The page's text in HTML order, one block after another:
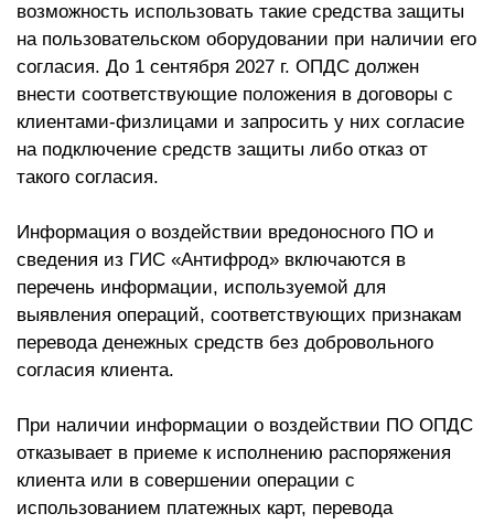
возможность использовать такие средства защиты
на пользовательском оборудовании при наличии его
согласия. До 1 сентября 2027 г. ОПДС должен
внести соответствующие положения в договоры с
клиентами-физлицами и запросить у них согласие
на подключение средств защиты либо отказ от
такого согласия.
Информация о воздействии вредоносного ПО и
сведения из ГИС «Антифрод» включаются в
перечень информации, используемой для
выявления операций, соответствующих признакам
перевода денежных средств без добровольного
согласия клиента.
При наличии информации о воздействии ПО ОПДС
отказывает в приеме к исполнению распоряжения
клиента или в совершении операции с
использованием платежных карт, перевода